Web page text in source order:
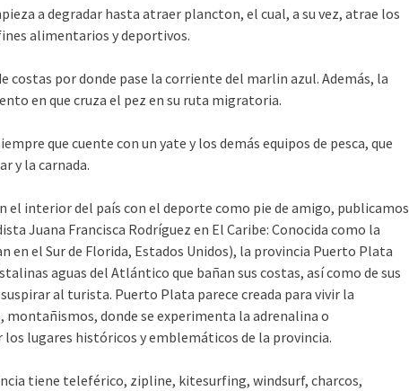
a degradar hasta atraer plancton, el cual, a su vez, atrae los
alimentarios y deportivos.
costas por donde pase la corriente del marlin azul. Además, la
en que cruza el pez en su ruta migratoria.
que cuente con un yate y los demás equipos de pesca, que
y la carnada.
interior del país con el deporte como pie de amigo, publicamos
Juana Francisca Rodríguez en El Caribe: Conocida como la
en el Sur de Florida, Estados Unidos), la provincia Puerto Plata
aguas del Atlántico que bañan sus costas, así como de sus
al turista. Puerto Plata parece creada para vivir la
donde se experimenta la adrenalina o
lugares históricos y emblemáticos de la provincia.
tiene teleférico, zipline, kitesurfing, windsurf, charcos,